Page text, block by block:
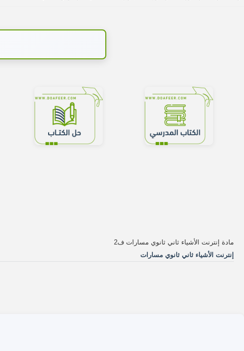
مادة إنترنت الأشياء ثاني ثانوي مسارات ف2
إنترنت الأشياء ثاني ثانوي مسارات